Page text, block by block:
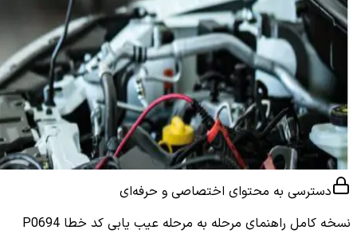
دسترسی به محتوای اختصاصی و حرفه‌ای
نسخه کامل راهنمای مرحله به مرحله عیب یابی کد خطا P0694